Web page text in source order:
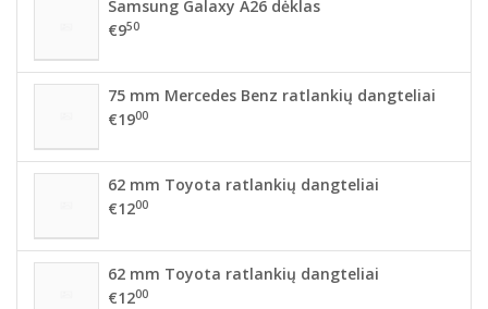
Samsung Galaxy A26 dėklas
€950
75 mm Mercedes Benz ratlankių dangteliai
€1900
62 mm Toyota ratlankių dangteliai
€1200
62 mm Toyota ratlankių dangteliai
€1200